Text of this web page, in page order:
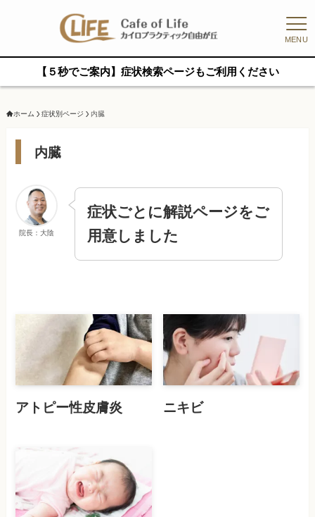
MENU
【５秒でご案内】症状検索ページもご利用ください
ホーム 症状別ページ 内臓
内臓
院長：大陰
症状ごとに解説ページをご
用意しました
アトピー性皮膚炎 ニキビ